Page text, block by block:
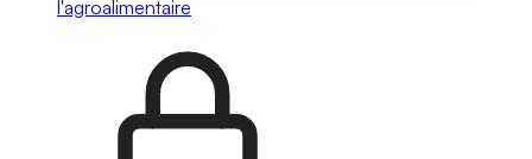
l'agroalimentaire